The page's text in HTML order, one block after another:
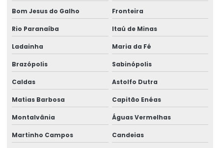
Serviço de assessoria sst
Serviço de assistência pericial
Serviço de avaliação ergonômica
Serviço de consultoria em ergonomia
Serviço de perícia judicial
Serviço de perícia médica
Serviço para reinclusão de afastados
Bom Jesus do Galho Fronteira
Rio Paranaíba Itaú de Minas
Ladainha Maria da Fé
Brazópolis Sabinópolis
Caldas Astolfo Dutra
Matias Barbosa Capitão Enéas
Montalvânia Águas Vermelhas
Martinho Campos Candeias